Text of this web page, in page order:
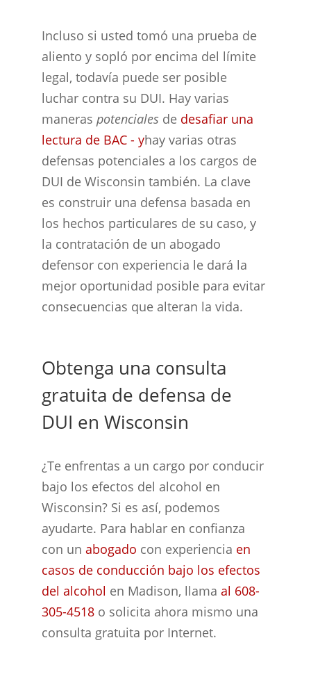
Incluso si usted tomó una prueba de
aliento y sopló por encima del límite
legal, todavía puede ser posible
luchar contra su DUI. Hay varias
maneraspotenciales de desafiar una
lectura de BAC - yhay varias otras
defensas potenciales a los cargos de
DUI de Wisconsin también. La clave
es construir una defensa basada en
los hechos particulares de su caso, y
la contratación de un abogado
defensor con experiencia le dará la
mejor oportunidad posible para evitar
consecuencias que alteran la vida.
Obtenga una consulta
gratuita de defensa de
DUI en Wisconsin
¿Te enfrentas a un cargo por conducir
bajo los efectos del alcohol en
Wisconsin? Si es así, podemos
ayudarte. Para hablar en confianza
con unabogado con experiencia en
casos de conducción bajo los efectos
del alcohol en Madison, llamaal 608-
305-4518 o solicita ahora mismo una
consulta gratuita por Internet.